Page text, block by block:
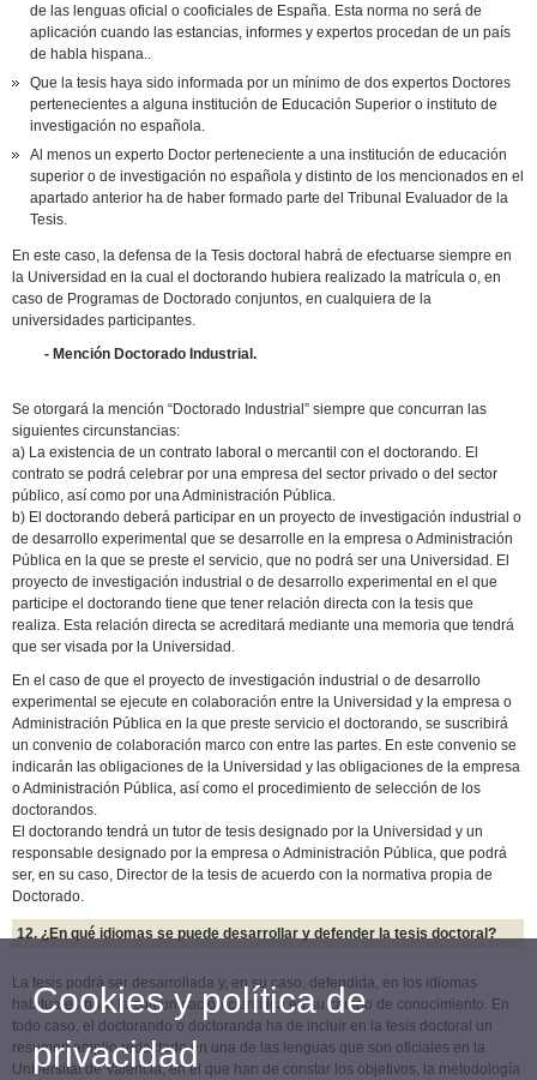
de las lenguas oficial o cooficiales de España. Esta norma no será de
aplicación cuando las estancias, informes y expertos procedan de un país
de habla hispana..
Que la tesis haya sido informada por un mínimo de dos expertos Doctores
pertenecientes a alguna institución de Educación Superior o instituto de
investigación no española.
Al menos un experto Doctor perteneciente a una institución de educación
superior o de investigación no española y distinto de los mencionados en el
apartado anterior ha de haber formado parte del Tribunal Evaluador de la
Tesis.
En este caso, la defensa de la Tesis doctoral habrá de efectuarse siempre en
la Universidad en la cual el doctorando hubiera realizado la matrícula o, en
caso de Programas de Doctorado conjuntos, en cualquiera de la
universidades participantes.
- Mención Doctorado Industrial.
Se otorgará la mención “Doctorado Industrial” siempre que concurran las
siguientes circunstancias:
a) La existencia de un contrato laboral o mercantil con el doctorando. El
contrato se podrá celebrar por una empresa del sector privado o del sector
público, así como por una Administración Pública.
b) El doctorando deberá participar en un proyecto de investigación industrial o
de desarrollo experimental que se desarrolle en la empresa o Administración
Pública en la que se preste el servicio, que no podrá ser una Universidad. El
proyecto de investigación industrial o de desarrollo experimental en el que
participe el doctorando tiene que tener relación directa con la tesis que
realiza. Esta relación directa se acreditará mediante una memoria que tendrá
que ser visada por la Universidad.
En el caso de que el proyecto de investigación industrial o de desarrollo
experimental se ejecute en colaboración entre la Universidad y la empresa o
Administración Pública en la que preste servicio el doctorando, se suscribirá
un convenio de colaboración marco con entre las partes. En este convenio se
indicarán las obligaciones de la Universidad y las obligaciones de la empresa
o Administración Pública, así como el procedimiento de selección de los
doctorandos.
El doctorando tendrá un tutor de tesis designado por la Universidad y un
responsable designado por la empresa o Administración Pública, que podrá
ser, en su caso, Director de la tesis de acuerdo con la normativa propia de
Doctorado.
12. ¿En qué idiomas se puede desarrollar y defender la tesis doctoral?
La tesis podrá ser desarrollada y, en su caso, defendida, en los idiomas
habituales para la comunicación científica en su campo de conocimiento. En
todo caso, el doctorando o doctoranda ha de incluir en la tesis doctoral un
resumen amplio redactado en una de las lenguas que son oficiales en la
Universitat de València, en el que han de constar los objetivos, la metodología
Cookies y política de
privacidad